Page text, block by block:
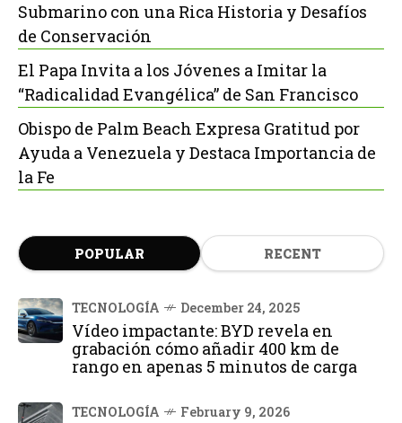
Submarino con una Rica Historia y Desafíos
de Conservación
El Papa Invita a los Jóvenes a Imitar la
“Radicalidad Evangélica” de San Francisco
Obispo de Palm Beach Expresa Gratitud por
Ayuda a Venezuela y Destaca Importancia de
la Fe
POPULAR RECENT
TECNOLOGÍA December 24, 2025
Vídeo impactante: BYD revela en
grabación cómo añadir 400 km de
rango en apenas 5 minutos de carga
TECNOLOGÍA February 9, 2026